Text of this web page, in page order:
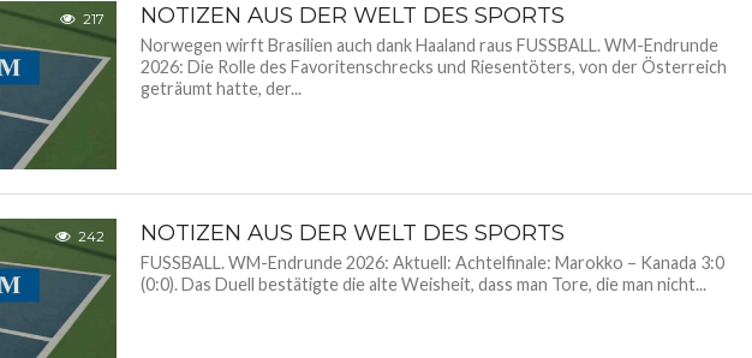
217 NOTIZEN AUS DER WELT DES SPORTS
Norwegen wirft Brasilien auch dank Haaland raus FUSSBALL. WM-Endrunde
2026: Die Rolle des Favoritenschrecks und Riesentöters, von der Österreich
geträumt hatte, der...
242 NOTIZEN AUS DER WELT DES SPORTS
FUSSBALL. WM-Endrunde 2026: Aktuell: Achtelfinale: Marokko – Kanada 3:0
(0:0). Das Duell bestätigte die alte Weisheit, dass man Tore, die man nicht...